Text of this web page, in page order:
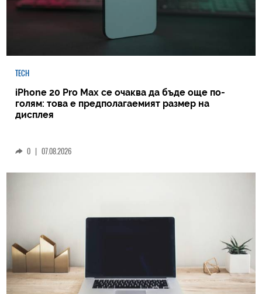
TECH
iPhone 20 Pro Max се очаква да бъде още по-
голям: това е предполагаемият размер на
дисплея
0 | 07.08.2026